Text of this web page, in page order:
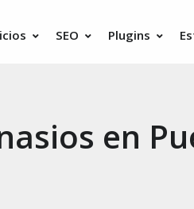
SEO Plugins
en